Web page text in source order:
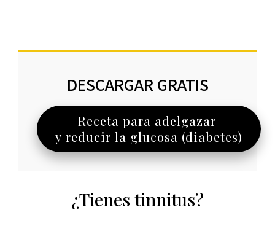
DESCARGAR GRATIS
Receta para adelgazar
y reducir la glucosa (diabetes)
¿Tienes tinnitus?